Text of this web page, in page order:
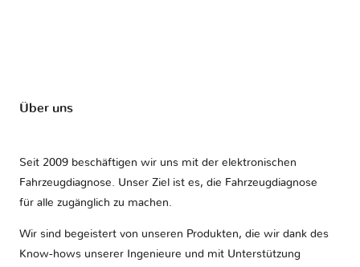
Über uns
Seit 2009 beschäftigen wir uns mit der elektronischen
Fahrzeugdiagnose. Unser Ziel ist es, die Fahrzeugdiagnose
für alle zugänglich zu machen.
Wir sind begeistert von unseren Produkten, die wir dank des
Know-hows unserer Ingenieure und mit Unterstützung